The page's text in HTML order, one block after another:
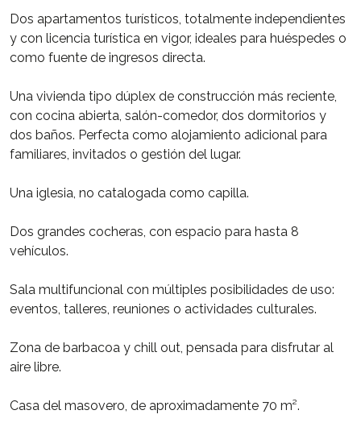
Dos apartamentos turísticos, totalmente independientes
y con licencia turística en vigor, ideales para huéspedes o
como fuente de ingresos directa.
Una vivienda tipo dúplex de construcción más reciente,
con cocina abierta, salón-comedor, dos dormitorios y
dos baños. Perfecta como alojamiento adicional para
familiares, invitados o gestión del lugar.
Una iglesia, no catalogada como capilla.
Dos grandes cocheras, con espacio para hasta 8
vehículos.
Sala multifuncional con múltiples posibilidades de uso:
eventos, talleres, reuniones o actividades culturales.
Zona de barbacoa y chill out, pensada para disfrutar al
aire libre.
Casa del masovero, de aproximadamente 70 m².